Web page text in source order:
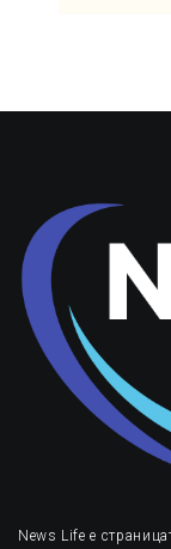
News Life е